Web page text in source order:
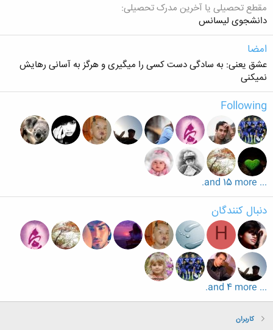
مقطع تحصیلی یا آخرین مدرک تحصیلی
دانشجوی لیسانس
امضا
عشق یعنی: به سادگی دست کسی را میگیری و هرگز به آسانی رهایش
نمیکنی
Following
... and 15 more.
دنبال کنندگان
H
... and 4 more.
کاربران